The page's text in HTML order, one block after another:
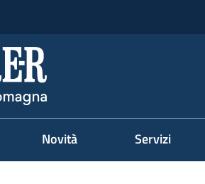
Emilia-Romagna
Novità Servizi